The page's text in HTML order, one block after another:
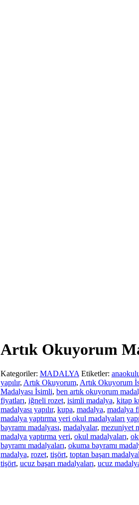
Artık Okuyorum
Kategoriler: MADALYA Etiketler:
yapılır, Artık Okuyorum, Artık Okuyorum
Madalyası İsimli, ben artık okuyorum
fiyatları, iğneli rozet, isimli madalya, kitap
madalyası yapılır, kupa, madalya, madalya
madalya yaptırma yeri okul madalyaları
bayramı madalyası, madalyalar, mezuniyet
madalya yaptırma yeri, okul madalyaları,
bayramı madalyaları, okuma bayramı
madalya, rozet, tişört, toptan başarı
tişört, ucuz başarı madalyaları, ucuz